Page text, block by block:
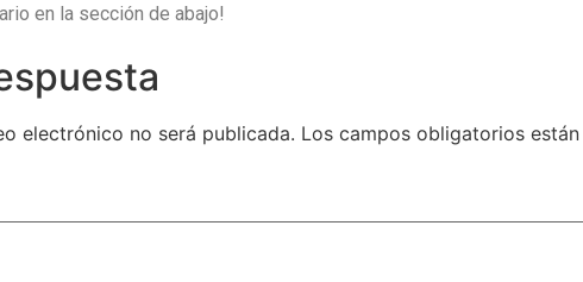
en la sección de abajo!
electrónico no será publicada. Los campos obligatorios están